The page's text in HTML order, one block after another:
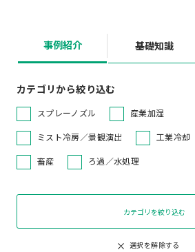
事例紹介 基礎知識
カテゴリから絞り込む
スプレーノズル 産業加湿
ミスト冷房／景観演出 工業冷却
畜産 ろ過／水処理
カテゴリを絞り込む
選択を解除する